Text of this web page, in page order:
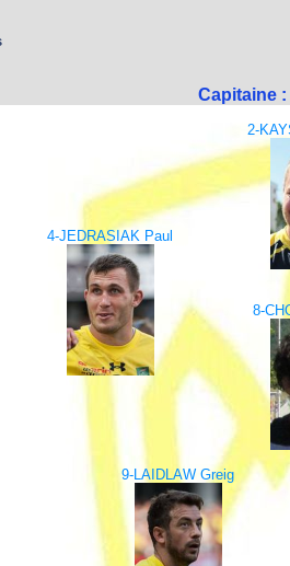
Capitaine :
2-
4-JEDRASIAK Paul
8-
9-LAIDLAW Greig